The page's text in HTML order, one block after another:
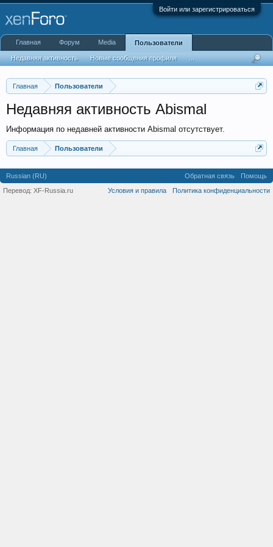
Войти или зарегистрироваться
Главная Пользователи
Недавняя активность Abismal
Информация по недавней активности Abismal отсутствует.
Главная Пользователи
Главная Форум Media Пользователи
Недавняя активность Новые сообщения профиля
Russian (RU) Обратная связь
Помощь
Условия и правила
Политика конфиденциальности
Перевод: XF-Russia.ru